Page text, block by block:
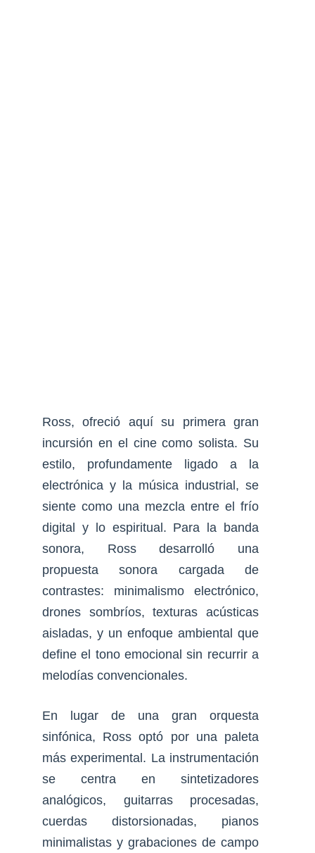
Ross, ofreció aquí su primera gran
incursión en el cine como solista. Su
estilo, profundamente ligado a la
electrónica y la música industrial, se
siente como una mezcla entre el frío
digital y lo espiritual. Para la banda
sonora, Ross desarrolló una
propuesta sonora cargada de
contrastes: minimalismo electrónico,
drones sombríos, texturas acústicas
aisladas, y un enfoque ambiental que
define el tono emocional sin recurrir a
melodías convencionales.
En lugar de una gran orquesta
sinfónica, Ross optó por una paleta
más experimental. La instrumentación
se centra en sintetizadores
analógicos, guitarras procesadas,
cuerdas distorsionadas, pianos
minimalistas y grabaciones de campo